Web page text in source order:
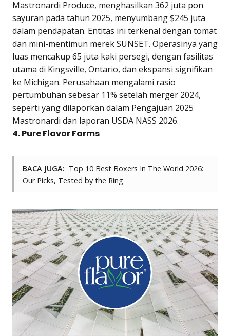
Mastronardi Produce, menghasilkan 362 juta pon
sayuran pada tahun 2025, menyumbang $245 juta
dalam pendapatan. Entitas ini terkenal dengan tomat
dan mini-mentimun merek SUNSET. Operasinya yang
luas mencakup 65 juta kaki persegi, dengan fasilitas
utama di Kingsville, Ontario, dan ekspansi signifikan
ke Michigan. Perusahaan mengalami rasio
pertumbuhan sebesar 11% setelah merger 2024,
seperti yang dilaporkan dalam Pengajuan 2025
Mastronardi dan laporan USDA NASS 2026.
4. Pure Flavor Farms
BACA JUGA: Top 10 Best Boxers In The World 2026:
Our Picks, Tested by the Ring